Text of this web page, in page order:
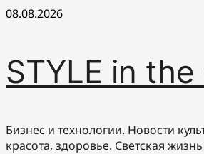
Перейти
08.08.2026
STYLE in the
Бизнес и технологии. Новости
красота, здоровье. Светская